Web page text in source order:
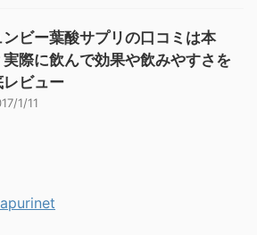
ンビー葉酸サプリの口コミは本
実際に飲んで効果や飲みやすさを
レビュー
1/11